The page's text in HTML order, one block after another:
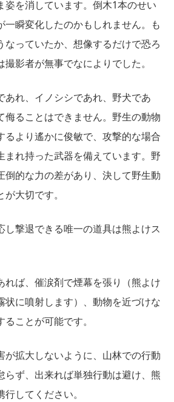
姿を消しています。倒木1本のせい
一瞬変化したのかもしれません。も
なっていたか、想像するだけで恐ろ
影者が無事でなによりでした。
あれ、イノシシであれ、野犬であ
侮ることはできません。野生の動物
るより遙かに俊敏で、攻撃的な場合
まれ持った武器を備えています。野
倒的な力の差があり、決して野生動
大切です。
し撃退できる唯一の道具は熊よけス
れば、催涙剤で煙幕を張り（熊よけ
状に噴射します）、動物を近づけな
ことが可能です。
が拡大しないように、山林での行動
らず、出来れば単独行動は避け、熊
してください。